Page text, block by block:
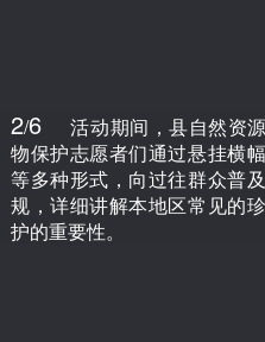
2/6
活动期间，县自然资
物保护志愿者们通过悬挂横
等多种形式，向过往群众普
规，详细讲解本地区常见的
护的重要性。